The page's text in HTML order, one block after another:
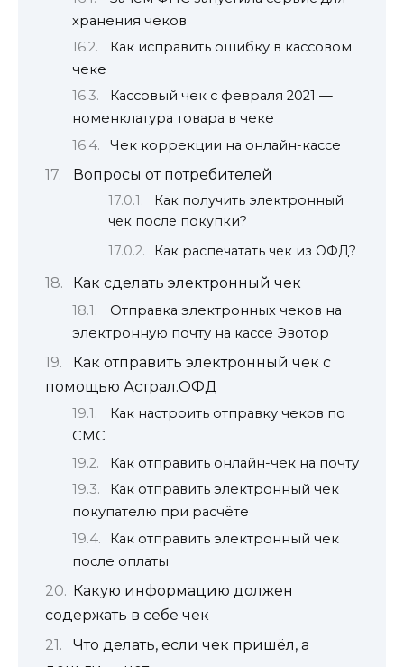
хранения чеков
Как исправить ошибку в кассовом
чеке
Кассовый чек с февраля 2021 —
номенклатура товара в чеке
Чек коррекции на онлайн-кассе
Вопросы от потребителей
Как получить электронный
чек после покупки?
Как распечатать чек из ОФД?
Как сделать электронный чек
Отправка электронных чеков на
электронную почту на кассе Эвотор
Как отправить электронный чек с
помощью Астрал.ОФД
Как настроить отправку чеков по
СМС
Как отправить онлайн-чек на почту
Как отправить электронный чек
покупателю при расчёте
Как отправить электронный чек
после оплаты
Какую информацию должен
содержать в себе чек
Что делать, если чек пришёл, а